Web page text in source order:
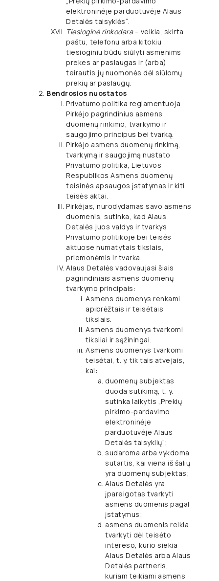
elektroninėje parduotuvėje Alaus
Detalės taisyklės“.
Tiesioginė rinkodara– veikla, skirta
paštu, telefonu arba kitokiu
tiesioginiu būdu siūlyti asmenims
prekes ar paslaugas ir (arba)
teirautis jų nuomonės dėl siūlomų
prekių ar paslaugų.
Bendrosios nuostatos
Privatumo politika reglamentuoja
Pirkėjo pagrindinius asmens
duomenų rinkimo, tvarkymo ir
saugojimo principus bei tvarką.
Pirkėjo asmens duomenų rinkimą,
tvarkymą ir saugojimą nustato
Privatumo politika, Lietuvos
Respublikos Asmens duomenų
teisinės apsaugos įstatymas ir kiti
teisės aktai.
Pirkėjas, nurodydamas savo asmens
duomenis, sutinka, kad Alaus
Detalės juos valdys ir tvarkys
Privatumo politikoje bei teisės
aktuose numatytais tikslais,
priemonėmis ir tvarka.
Alaus Detalės vadovaujasi šiais
pagrindiniais asmens duomenų
tvarkymo principais:
Asmens duomenys renkami
apibrėžtais ir teisėtais
tikslais.
Asmens duomenys tvarkomi
tiksliai ir sąžiningai.
Asmens duomenys tvarkomi
teisėtai, t. y. tik tais atvejais,
kai:
duomenų subjektas
duoda sutikimą, t. y.
sutinka laikytis „Prekių
pirkimo-pardavimo
elektroninėje
parduotuvėje Alaus
Detalės taisyklių“;
sudaroma arba vykdoma
sutartis, kai viena iš šalių
yra duomenų subjektas;
Alaus Detalės yra
įpareigotas tvarkyti
asmens duomenis pagal
įstatymus;
asmens duomenis reikia
tvarkyti dėl teisėto
intereso, kurio siekia
Alaus Detalės arba Alaus
Detalės partneris,
kuriam teikiami asmens